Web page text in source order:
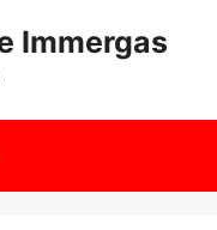
Immergas